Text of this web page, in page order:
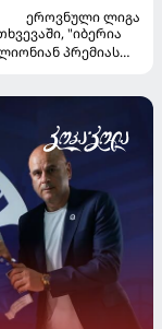
ᲔᲠᲝᲕᲜᲣᲚᲘ ᲚᲘᲒᲐ
"იბერია
პრემიას